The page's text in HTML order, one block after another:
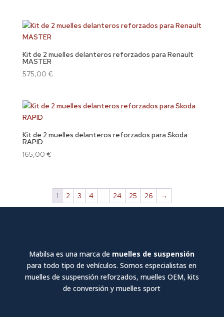
Kit de 2 muelles delanteros reforzados para Renault
MASTER
575,00 €
Kit de 2 muelles delanteros reforzados para Skoda
RAPID
165,00 €
1 2 3 4 … 24 25 26 →
Mabilsa es una marca de muelles de suspensión
para todo tipo de vehículos. Somos especialistas en
muelles de suspensión reforzados, muelles OEM, kits
de conversión y muelles sport